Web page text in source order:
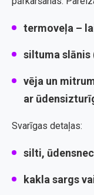
termoveļa –
siltuma slānis
vēja un
ar
Svarīgas detaļas:
silti,
kakla sargs